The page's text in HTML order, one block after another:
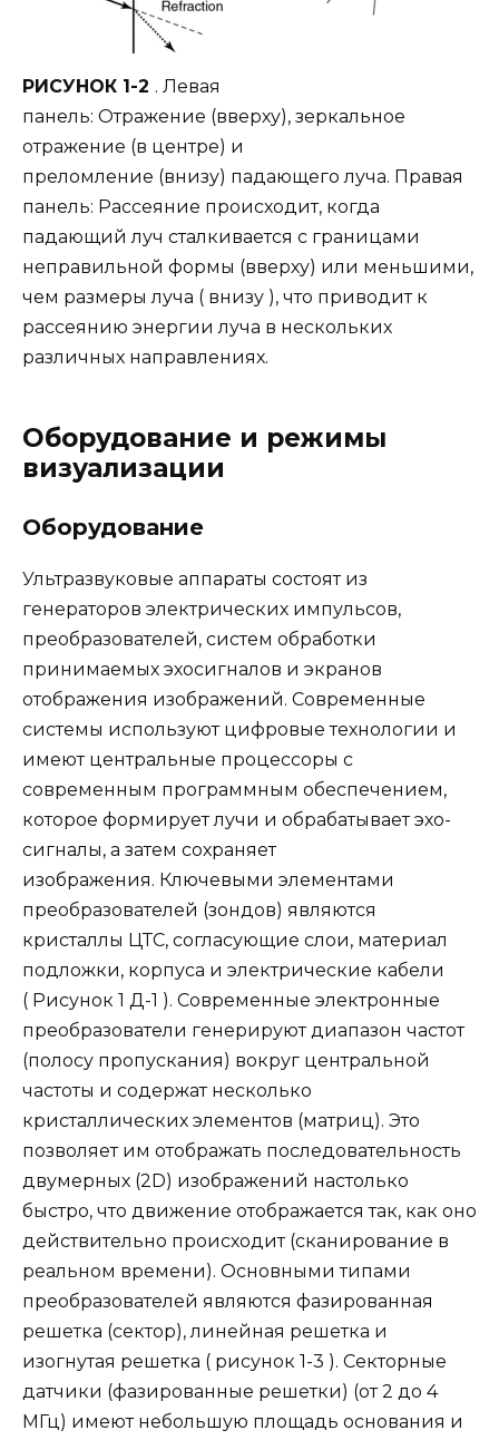
РИСУНОК 1-2 . Левая
панель: Отражение (вверху), зеркальное
отражение (в центре) и
преломление (внизу) падающего луча. Правая
панель: Рассеяние происходит, когда
падающий луч сталкивается с границами
неправильной формы (вверху) или меньшими,
чем размеры луча ( внизу ), что приводит к
рассеянию энергии луча в нескольких
различных направлениях.
Оборудование и режимы
визуализации
Оборудование
Ультразвуковые аппараты состоят из
генераторов электрических импульсов,
преобразователей, систем обработки
принимаемых эхосигналов и экранов
отображения изображений. Современные
системы используют цифровые технологии и
имеют центральные процессоры с
современным программным обеспечением,
которое формирует лучи и обрабатывает эхо-
сигналы, а затем сохраняет
изображения. Ключевыми элементами
преобразователей (зондов) являются
кристаллы ЦТС, согласующие слои, материал
подложки, корпуса и электрические кабели
( Рисунок 1 Д-1 ). Современные электронные
преобразователи генерируют диапазон частот
(полосу пропускания) вокруг центральной
частоты и содержат несколько
кристаллических элементов (матриц). Это
позволяет им отображать последовательность
двумерных (2D) изображений настолько
быстро, что движение отображается так, как оно
действительно происходит (сканирование в
реальном времени). Основными типами
преобразователей являются фазированная
решетка (сектор), линейная решетка и
изогнутая решетка ( рисунок 1-3 ). Секторные
датчики (фазированные решетки) (от 2 до 4
МГц) имеют небольшую площадь основания и